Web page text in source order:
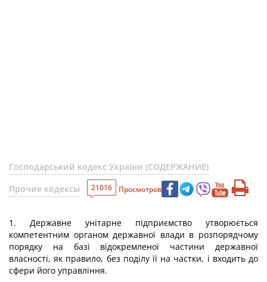
Господарський кодекс України (СОДЕРЖАНИЕ)
Прочие кодексы
21016 Просмотров
1. Державне унітарне підприємство утворюється
компетентним органом державної влади в розпорядчому
порядку на базі відокремленої частини державної
власності, як правило, без поділу її на частки, і входить до
сфери його управління.